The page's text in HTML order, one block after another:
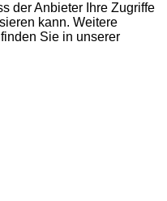
der Anbieter Ihre Zugriffe
kann. Weitere
Sie in unserer